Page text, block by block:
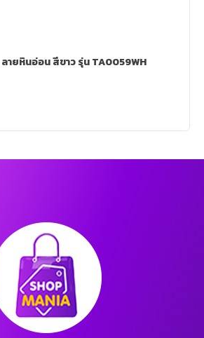
ายหินอ่อน สีขาว รุ่น TA0059WH